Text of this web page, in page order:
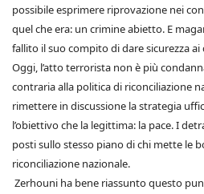
possibile esprimere riprovazione nei
quel che era: un crimine abietto. E
fallito il suo compito di dare sicurezza
Oggi, l’atto terrorista non è più
contraria alla politica di riconciliazione
rimettere in discussione la strategia
l’obiettivo che la legittima: la pace. I
posti sullo stesso piano di chi mette le
riconciliazione nazionale.
Zerhouni ha bene riassunto questo